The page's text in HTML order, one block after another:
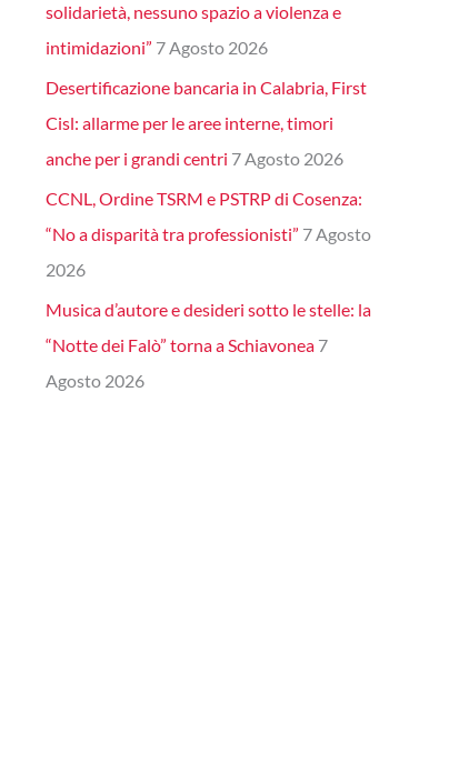
solidarietà, nessuno spazio a violenza e
intimidazioni” 7 Agosto 2026
Desertificazione bancaria in Calabria, First
Cisl: allarme per le aree interne, timori
anche per i grandi centri 7 Agosto 2026
CCNL, Ordine TSRM e PSTRP di Cosenza:
“No a disparità tra professionisti” 7 Agosto
2026
Musica d’autore e desideri sotto le stelle: la
“Notte dei Falò” torna a Schiavonea 7
Agosto 2026